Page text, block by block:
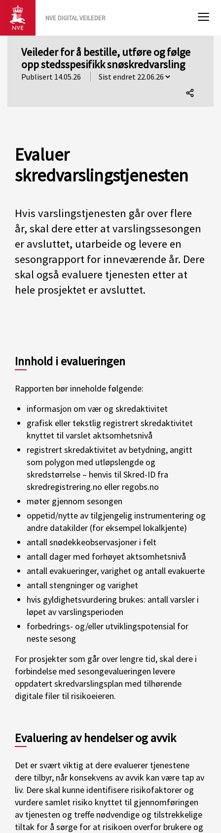
NVE DIGITAL VEILEDER
Veileder for å bestille, utføre og følge
opp stedsspesifikk snøskredvarsling
Publisert 14.05.26
Evaluer
skredvarslingstjenesten
Hvis varslingstjenesten går over flere
år, skal dere etter at varslingssesongen
er avsluttet, utarbeide og levere en
sesongrapport for inneværende år. Dere
skal også evaluere tjenesten etter at
hele prosjektet er avsluttet.
Innhold i evalueringen
Rapporten bør inneholde følgende:
informasjon om vær og skredaktivitet
grafisk eller tekstlig registrert skredaktivitet
knyttet til varslet aktsomhetsnivå
registrert skredaktivitet av betydning, angitt
som polygon med utløpslengde og
skredstørrelse – henvis til Skred-ID fra
skredregistrering.no eller regobs.no
møter gjennom sesongen
oppetid/nytte av tilgjengelig instrumentering og
andre datakilder (for eksempel lokalkjente)
antall snødekkeobservasjoner i felt
antall dager med forhøyet aktsomhetsnivå
antall evakueringer, varighet og antall evakuerte
antall stengninger og varighet
hvis gyldighetsvurdering brukes: antall varsler i
løpet av varslingsperioden
forbedrings- og/eller utviklingspotensial for
neste sesong
For prosjekter som går over lengre tid, skal dere i
forbindelse med sesongevalueringen levere
oppdatert skredvarslingsplan med tilhørende
digitale filer til risikoeieren.
Evaluering av hendelser og avvik
Det er svært viktig at dere evaluerer tjenestene
dere tilbyr, når konsekvens av avvik kan være tap av
liv. Dere skal kunne identifisere risikofaktorer og
vurdere samlet risiko knyttet til gjennomføringen
av tjenesten og treffe nødvendige og tilstrekkelige
tiltak for å sørge for at risikoen overfor brukere og